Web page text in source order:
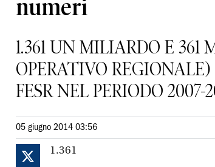
numeri
1.361 UN MILIARDO E 361
OPERATIVO
FESR NEL PERIODO
05 giugno 2014 03:56
1.361